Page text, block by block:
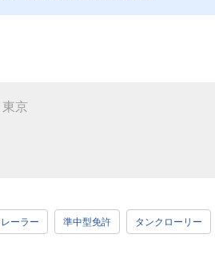
レーラー 準中型免許 タンクローリー